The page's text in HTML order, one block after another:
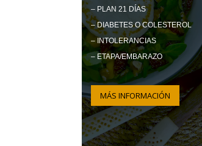
– PLAN 21 DÍAS
– DIABETES O COLESTEROL
– INTOLERANCIAS
– ETAPA/EMBARAZO
MÁS INFORMACIÓN